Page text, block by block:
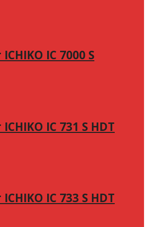
IC 7000 S
IC 731 S HDT
IC 733 S HDT